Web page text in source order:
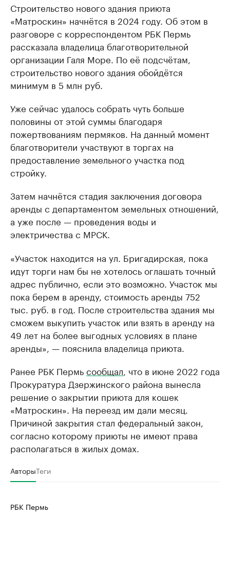
Строительство нового здания приюта
«Матроскин» начнётся в 2024 году. Об этом в
разговоре с корреспондентом РБК Пермь
рассказала владелица благотворительной
организации Галя Море. По её подсчётам,
строительство нового здания обойдётся
минимум в 5 млн руб.
Уже сейчас удалось собрать чуть больше
половины от этой суммы благодаря
пожертвованиям пермяков. На данный момент
благотворители участвуют в торгах на
предоставление земельного участка под
стройку.
Затем начнётся стадия заключения договора
аренды с департаментом земельных отношений,
а уже после — проведения воды и
электричества с МРСК.
«Участок находится на ул. Бригадирская, пока
идут торги нам бы не хотелось оглашать точный
адрес публично, если это возможно. Участок мы
пока берем в аренду, стоимость аренды 752
тыс. руб. в год. После строительства здания мы
сможем выкупить участок или взять в аренду на
49 лет на более выгодных условиях в плане
аренды», — пояснила владелица приюта.
Ранее РБК Пермьсообщал , что в июне 2022 года
Прокуратура Дзержинского района вынесла
решение о закрытии приюта для кошек
«Матроскин». На переезд им дали месяц.
Причиной закрытия стал федеральный закон,
согласно которому приюты не имеют права
располагаться в жилых домах.
АвторыТеги
РБК Пермь